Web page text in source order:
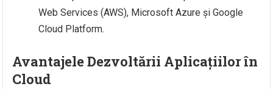
Web Services (AWS), Microsoft Azure și Google
Cloud Platform.
Avantajele Dezvoltării Aplicațiilor în
Cloud